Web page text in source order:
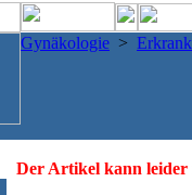
Gynäkologie >
Der Artikel kann leider